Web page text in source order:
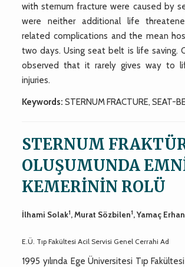
with sternum fracture were caused by
were neither additional life
related complications and the mean
two days. Using seat belt is life saving.
observed that it rarely gives way to
injuries.
Keywords: STERNUM FRACTURE, SEAT-
STERNUM
OLUŞUMUNDA
KEMERİNİN ROLÜ
İlhami Solak1, Murat Sözbilen1, Yamaç Erhan
E.Ü. Tıp Fakültesi Acil Servisi Genel Cerrahi Ad
1995 yılında Ege Üniversitesi Tıp